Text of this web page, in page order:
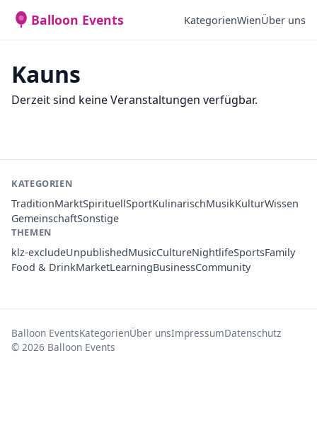
Balloon Events KategorienWienÜber uns
Kauns
Derzeit sind keine Veranstaltungen verfügbar.
KATEGORIEN
TraditionMarktSpirituellSportKulinarischMusikKulturWissen
GemeinschaftSonstige
THEMEN
klz-excludeUnpublishedMusicCultureNightlifeSportsFamily
Food & DrinkMarketLearningBusinessCommunity
Balloon EventsKategorienÜber unsImpressumDatenschutz
© 2026 Balloon Events